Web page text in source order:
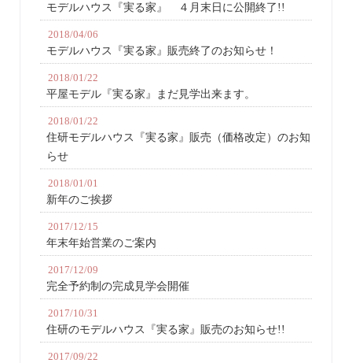
モデルハウス『実る家』 ４月末日に公開終了!!
モデルハウス『実る家』販売終了のお知らせ！
2018/04/06
平屋モデル『実る家』まだ見学出来ます。
2018/01/22
住研モデルハウス『実る家』販売（価格改定）のお知
らせ
2018/01/22
新年のご挨拶
2018/01/01
年末年始営業のご案内
2017/12/15
完全予約制の完成見学会開催
2017/12/09
住研のモデルハウス『実る家』販売のお知らせ!!
2017/10/31
2017/09/22